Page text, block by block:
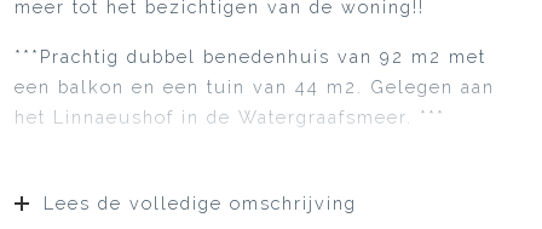
meer tot het bezichtigen van de woning!!
***Prachtig dubbel benedenhuis van 92 m2 met
een balkon en een tuin van 44 m2. Gelegen aan
het Linnaeushof in de Watergraafsmeer. ***
Lees de volledige omschrijving